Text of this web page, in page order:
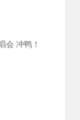
会 冲鸭！